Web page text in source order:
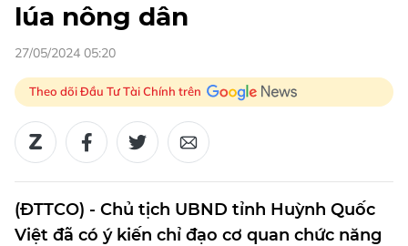
lúa nông dân
27/05/2024 05:20
Theo dõi Đầu Tư Tài Chính trên
(ĐTTCO) - Chủ tịch UBND tỉnh Huỳnh Quốc
Việt đã có ý kiến chỉ đạo cơ quan chức năng